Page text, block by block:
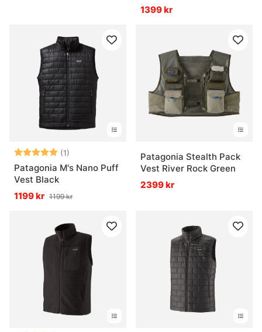
1399 kr
Betyg: (1)
5.0 utav 5 stjärnor
Patagonia M's Nano Puff
Vest Black
1199 kr 1199 kr
Patagonia Stealth Pack
Vest River Rock Green
2399 kr